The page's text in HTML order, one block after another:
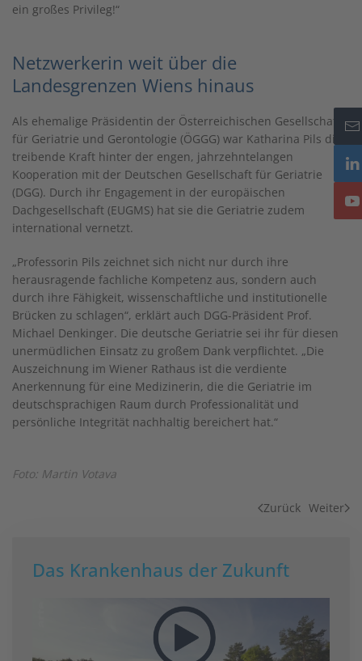
ein großes Privileg!“
Netzwerkerin weit über die
Landesgrenzen Wiens hinaus
Als ehemalige Präsidentin der Österreichischen Gesellschaft
für Geriatrie und Gerontologie (ÖGGG) war Katharina Pils die
treibende Kraft hinter der engen, jahrzehntelangen
Kooperation mit der Deutschen Gesellschaft für Geriatrie
(DGG). Durch ihr Engagement in der europäischen
Dachgesellschaft (EUGMS) hat sie die Geriatrie zudem
international vernetzt.
„Professorin Pils zeichnet sich nicht nur durch ihre
herausragende fachliche Kompetenz aus, sondern auch
durch ihre Fähigkeit, wissenschaftliche und institutionelle
Brücken zu schlagen“, erklärt auch DGG-Präsident Prof.
Michael Denkinger. Die deutsche Geriatrie sei ihr für diesen
unermüdlichen Einsatz zu großem Dank verpflichtet. „Die
Auszeichnung im Wiener Rathaus ist die verdiente
Anerkennung für eine Medizinerin, die die Geriatrie im
deutschsprachigen Raum durch Professionalität und
persönliche Integrität nachhaltig bereichert hat.“
Foto: Martin Votava
Zurück Weiter
Das Krankenhaus der Zukunft